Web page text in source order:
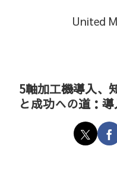
United
5軸加工機導入、
と成功への道：